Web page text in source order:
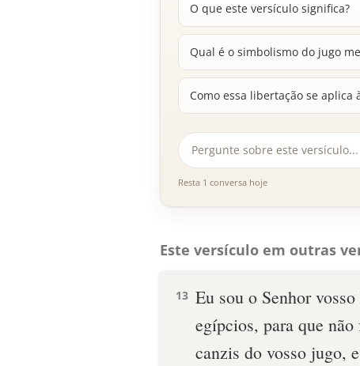
O que este versículo significa?
Qual é o simbolismo do jugo
Como essa libertação se aplica
Resta 1 conversa hoje
Este versículo em outras
13 Eu sou o Senhor
egípcios, para que não
canzis do vosso jugo,